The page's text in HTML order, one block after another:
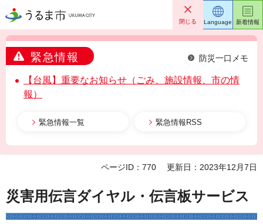
うるま市 閉じる
緊急情報 防災一口メモ
【台風】重要なお知らせ（ごみ、施設情報、市の情
報）
緊急情報一覧 緊急情報RSS
Language 新着情報
ページID：770 更新日：2023年12月7日
災害用伝言ダイヤル・伝言板サービス